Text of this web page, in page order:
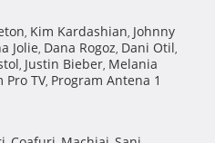
, Kim Kardashian, Johnny
Jolie, Dana Rogoz, Dani Otil,
, Justin Bieber, Melania
Pro TV, Program Antena 1